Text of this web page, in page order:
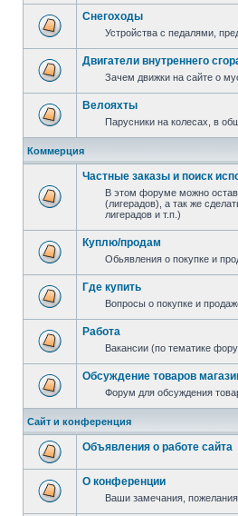
Снегоходы
Устройства с педалями,
Двигатели внутреннего
Зачем движки на сайте о
Велояхты
Парусники на колесах, в
Коммерция
Частные заказы и поиск
В этом форуме можно
(лигерадов), а так же
лигерадов и т.п.)
Куплю/продам
Обьявления о покупке и
Где купить
Вопросы о покупке и
Работа
Вакансии (по тематике
Обсуждение товаров
Форум для обсуждения
Сайт и конференция
Объявления о работе сайта
О конференции
Ваши замечания,